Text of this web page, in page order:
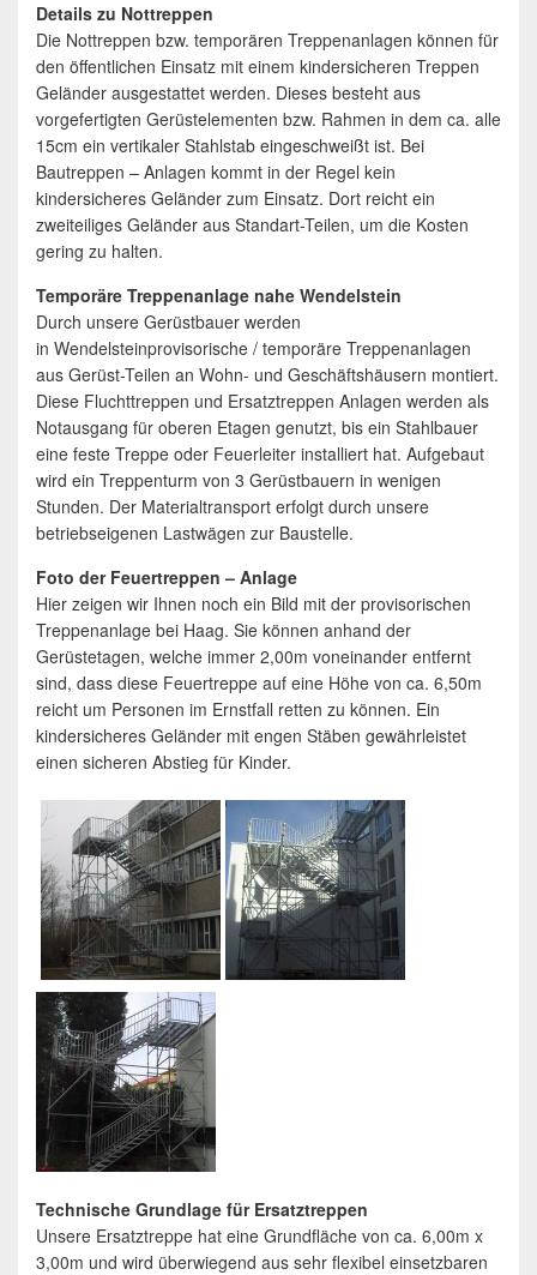
Details zu Nottreppen
Die Nottreppen bzw. temporären Treppenanlagen können für
den öffentlichen Einsatz mit einem kindersicheren Treppen
Geländer ausgestattet werden. Dieses besteht aus
vorgefertigten Gerüstelementen bzw. Rahmen in dem ca. alle
15cm ein vertikaler Stahlstab eingeschweißt ist. Bei
Bautreppen – Anlagen kommt in der Regel kein
kindersicheres Geländer zum Einsatz. Dort reicht ein
zweiteiliges Geländer aus Standart-Teilen, um die Kosten
gering zu halten.
Temporäre Treppenanlage nahe Wendelstein
Durch unsere Gerüstbauer werden
in Wendelsteinprovisorische / temporäre Treppenanlagen
aus Gerüst-Teilen an Wohn- und Geschäftshäusern montiert.
Diese Fluchttreppen und Ersatztreppen Anlagen werden als
Notausgang für oberen Etagen genutzt, bis ein Stahlbauer
eine feste Treppe oder Feuerleiter installiert hat. Aufgebaut
wird ein Treppenturm von 3 Gerüstbauern in wenigen
Stunden. Der Materialtransport erfolgt durch unsere
betriebseigenen Lastwägen zur Baustelle.
Foto der Feuertreppen – Anlage
Hier zeigen wir Ihnen noch ein Bild mit der provisorischen
Treppenanlage bei Haag. Sie können anhand der
Gerüstetagen, welche immer 2,00m voneinander entfernt
sind, dass diese Feuertreppe auf eine Höhe von ca. 6,50m
reicht um Personen im Ernstfall retten zu können. Ein
kindersicheres Geländer mit engen Stäben gewährleistet
einen sicheren Abstieg für Kinder.
Technische Grundlage für Ersatztreppen
Unsere Ersatztreppe hat eine Grundfläche von ca. 6,00m x
3,00m und wird überwiegend aus sehr flexibel einsetzbaren